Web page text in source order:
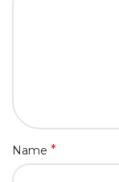
Name *